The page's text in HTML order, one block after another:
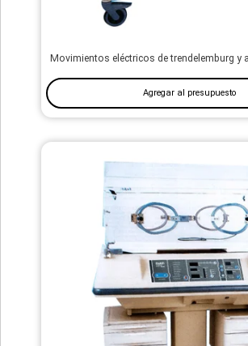
Movimientos eléctricos de trendelemburg y
Agregar al presupuesto